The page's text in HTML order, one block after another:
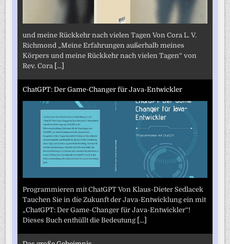
und meine Rückkehr nach vielen Tagen Von Cora L. V.
Richmond „Meine Erfahrungen außerhalb meines
Körpers und meine Rückkehr nach vielen Tagen“ von
Rev. Cora [...]
ChatGPT: Der Game-Changer für Java-Entwickler
Programmieren mit ChatGPT Von Klaus-Dieter Sedlacek
Tauchen Sie in die Zukunft der Java-Entwicklung ein mit
„ChatGPT: Der Game-Changer für Java-Entwickler“!
Dieses Buch enthüllt die Bedeutung [...]